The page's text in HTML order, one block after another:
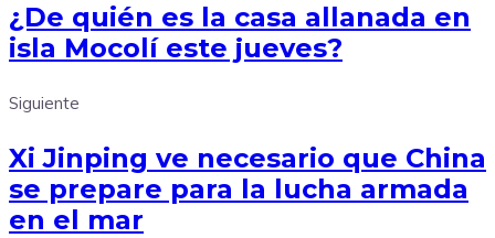
¿De quién es la casa allanada en
isla Mocolí este jueves?
Siguiente
Xi Jinping ve necesario que China
se prepare para la lucha armada
en el mar